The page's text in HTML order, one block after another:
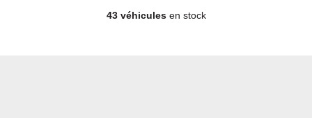
43 véhiculesen stock